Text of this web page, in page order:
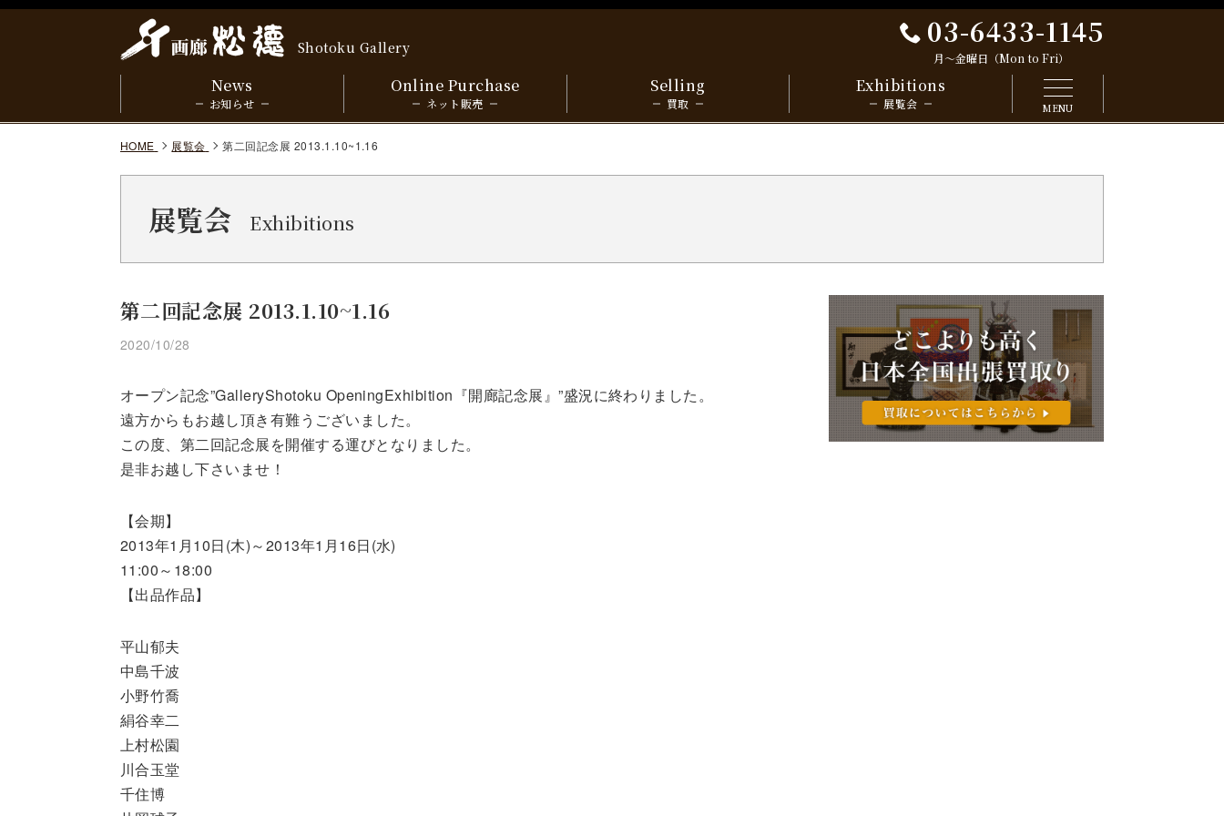
Shotoku Gallery 03-6433-1145
月～金曜日（Mon to Fri）
MENU
News
お知らせ
Online Purchase
ネット販売
Selling
買取
Exhibitions
展覧会
HOME 展覧会 第二回記念展 2013.1.10~1.16
展覧会 Exhibitions
第二回記念展 2013.1.10~1.16
2020/10/28
オープン記念”GalleryShotoku OpeningExhibition『開廊記念展』”盛況に終わりました。
遠方からもお越し頂き有難うございました。
この度、第二回記念展を開催する運びとなりました。
是非お越し下さいませ！
【会期】
2013年1月10日(木)～2013年1月16日(水)
11:00～18:00
【出品作品】
平山郁夫
中島千波
小野竹喬
絹谷幸二
上村松園
川合玉堂
千住博